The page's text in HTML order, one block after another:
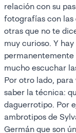
relación con su
fotografías con las
otras que no te
muy curioso. Y
permanentemente
mucho escuchar
Por otro lado,
saber la técnica:
daguerrotipo. Por
ambrotipos de
Germán que son